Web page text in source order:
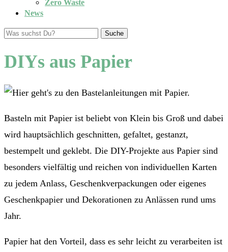
Zero Waste
News
Suche
DIYs aus Papier
Basteln mit Papier ist beliebt von Klein bis Groß und dabei
wird hauptsächlich geschnitten, gefaltet, gestanzt,
bestempelt und geklebt. Die DIY-Projekte aus Papier sind
besonders vielfältig und reichen von individuellen Karten
zu jedem Anlass, Geschenkverpackungen oder eigenes
Geschenkpapier und Dekorationen zu Anlässen rund ums
Jahr.
Papier hat den Vorteil, dass es sehr leicht zu verarbeiten ist